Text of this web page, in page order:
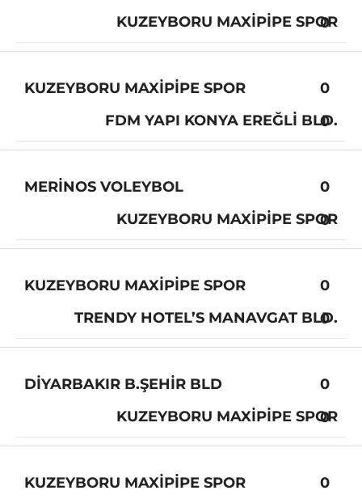
KUZEYBORU MAXIPIPE SPOR
0
KUZEYBORU MAXIPIPE SPOR
0
FDM YAPI KONYA EREĞLI BLD.
0
MERINOS VOLEYBOL
0
KUZEYBORU MAXIPIPE SPOR
0
KUZEYBORU MAXIPIPE SPOR
0
TRENDY HOTEL’S MANAVGAT BLD.
0
DIYARBAKIR B.ŞEHIR BLD
0
KUZEYBORU MAXIPIPE SPOR
0
KUZEYBORU MAXIPIPE SPOR
0